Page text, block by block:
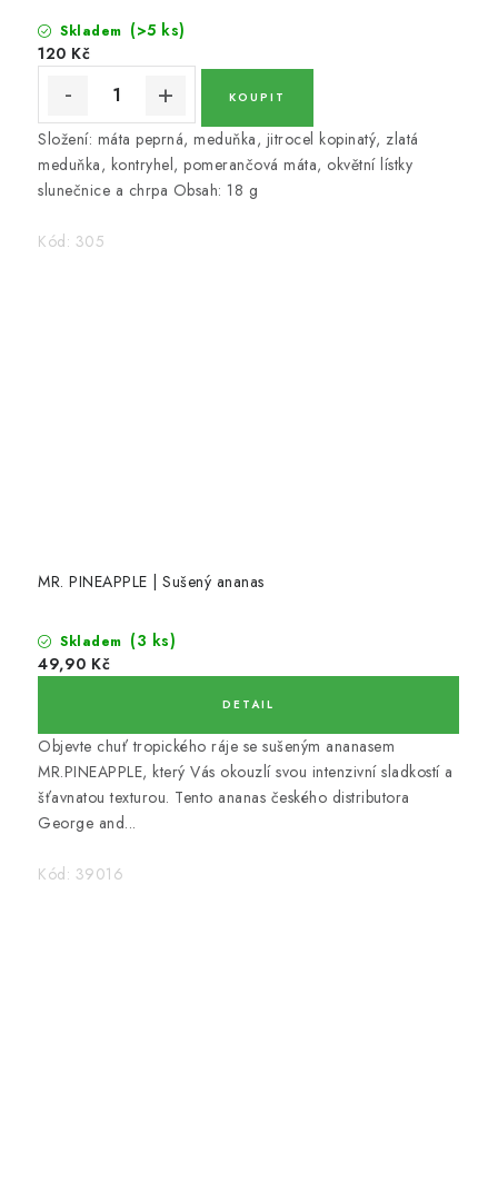
MOŘSKÉ PLODY
SÝRY A SÝROVÉ SPECIALITY
OLIVY A OLEJE
BYLINY
AKCE
SUŠENÉ OVOCE
Skladem (>5 ks)
120 Kč
Složení: máta peprná, meduňka, jitrocel kopinatý, zlatá
meduňka, kontryhel, pomerančová máta, okvětní lístky
slunečnice a chrpa Obsah: 18 g
Kód: 305
MR. PINEAPPLE | Sušený ananas
Skladem (3 ks)
49,90 Kč
Objevte chuť tropického ráje se sušeným ananasem
MR.PINEAPPLE, který Vás okouzlí svou intenzivní sladkostí a
šťavnatou texturou. Tento ananas českého distributora
George and...
Kód: 39016